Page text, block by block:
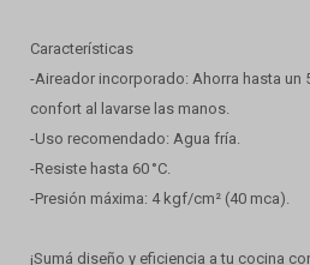
Características
-Aireador incorporado: Ahorra hasta un
confort al lavarse las manos.
-Uso recomendado: Agua fría.
-Resiste hasta 60 °C.
-Presión máxima: 4 kgf/cm² (40 mca).
¡Sumá diseño y eficiencia a tu cocina